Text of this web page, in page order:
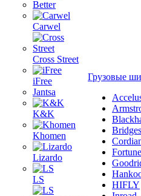
Better
Carwel
Cross Street
iFree
Jantsa
K&K
Khomen
Lizardo
LS
Грузовые
Fortune
HIFLY